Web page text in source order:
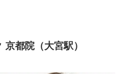
都院（大宮駅）